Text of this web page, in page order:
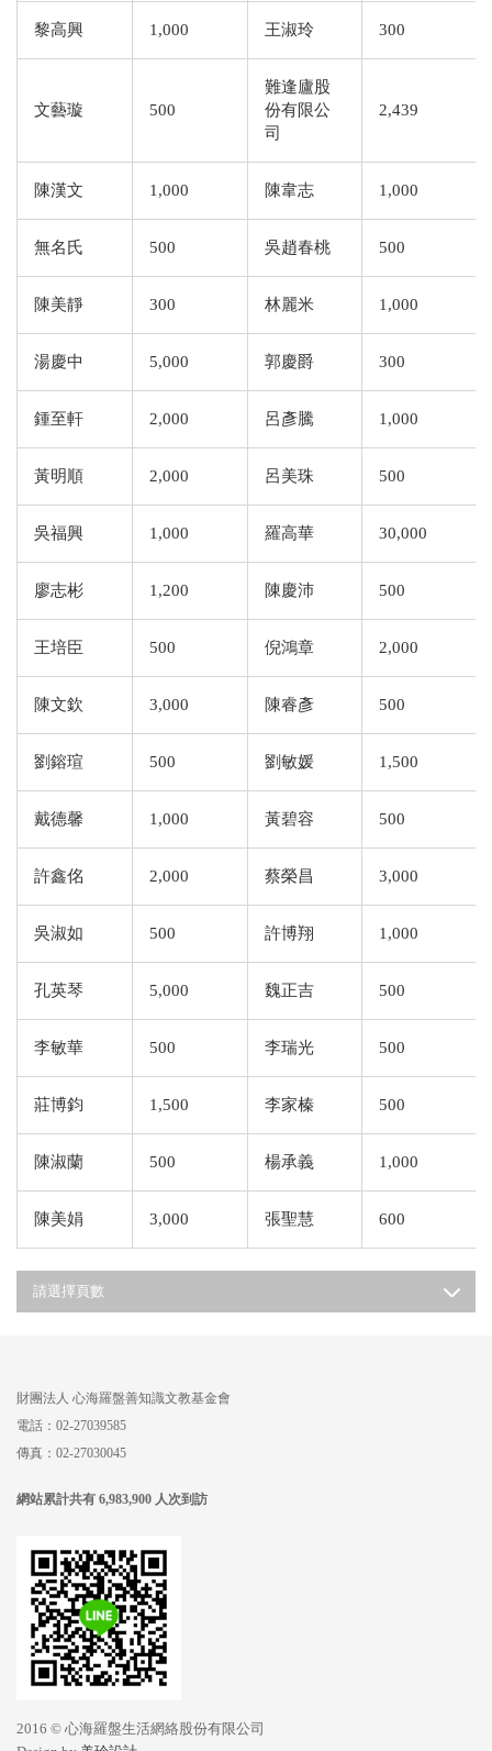
黎高興 1,000 王淑玲 300
文藝璇 500
難逢廬股
份有限公
司
2,439
陳漢文 1,000 陳韋志 1,000
無名氏 500 吳趙春桃 500
陳美靜 300 林麗米 1,000
湯慶中 5,000 郭慶爵 300
鍾至軒 2,000 呂彥騰 1,000
黃明順 2,000 呂美珠 500
吳福興 1,000 羅高華 30,000
廖志彬 1,200 陳慶沛 500
王培臣 500 倪鴻章 2,000
陳文欽 3,000 陳睿彥 500
劉鎔瑄 500 劉敏媛 1,500
戴德馨 1,000 黃碧容 500
許鑫佲 2,000 蔡榮昌 3,000
吳淑如 500 許博翔 1,000
孔英琴 5,000 魏正吉 500
李敏華 500 李瑞光 500
莊博鈞 1,500 李家榛 500
陳淑蘭 500 楊承義 1,000
陳美娟 3,000 張聖慧 600
請選擇頁數
財團法人 心海羅盤善知識文教基金會
電話：02-27039585
傳真：02-27030045
網站累計共有 6,983,900 人次到訪
2016 © 心海羅盤生活網絡股份有限公司